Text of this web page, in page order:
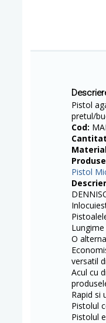
Pistol
pretul/
Cod:
Pistol
O
versatil
Acul cu
Rapid si
Pistolul
Pistolul